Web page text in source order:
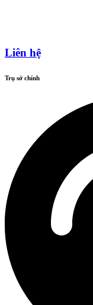
Liên hệ
Trụ sở chính